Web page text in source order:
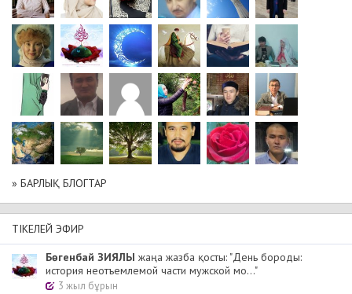
» БАРЛЫҚ БЛОГТАР
ТІКЕЛЕЙ ЭФИР
Бөгенбай ЗИЯЛЫ жаңа жазба қосты: "День бороды:
история неотъемлемой части мужской мо..."
3 жыл бұрын